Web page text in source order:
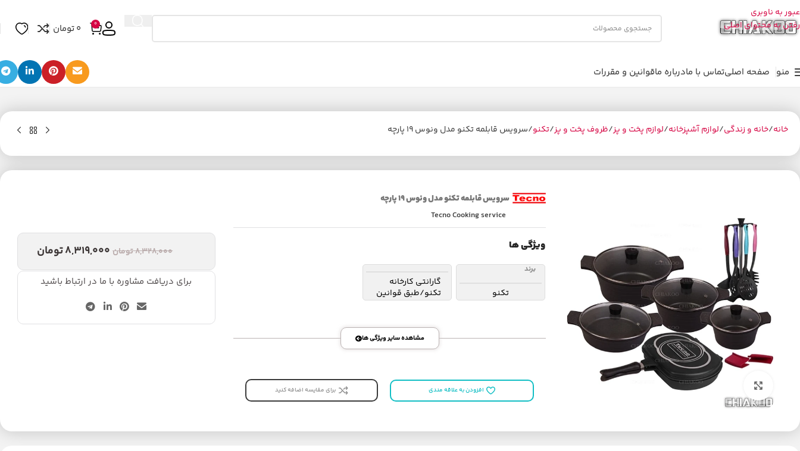
عبور به ناوبری
رفتن به محتوای اصلی
0
0تومان
منو صفحه اصلیتماس با مادرباره ماقوانین و مقررات
خانه خانه و زندگی لوازم آشپزخانه لوازم پخت و پز ظروف پخت و پز تکنو سرویس قابلمه تکنو مدل ونوس ۱۹ پارچه‬‏
بزرگنمایی تصویر
سرویس قابلمه تکنو مدل ونوس ۱۹ پارچه‬‏
Tecno Cooking service
ویژگی ها
برند
تکنو
گارانتی کارخانه
تکنو/طبق قوانین
کارخانه تکنو
مشاهده سایر ویژگی ها
افزودن به علاقه مندی برای مقایسه اضافه کنید
8,328,000تومان 8,319,000تومان
برای دریافت مشاوره با ما در ارتباط باشید